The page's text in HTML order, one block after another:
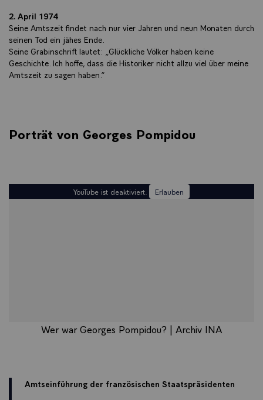
2. April 1974
Seine Amtszeit findet nach nur vier Jahren und neun Monaten durch
seinen Tod ein jähes Ende.
Seine Grabinschrift lautet: „Glückliche Völker haben keine
Geschichte. Ich hoffe, dass die Historiker nicht allzu viel über meine
Amtszeit zu sagen haben.“
Porträt von Georges Pompidou
YouTube ist deaktiviert. Erlauben
Wer war Georges Pompidou? | Archiv INA
Amtseinführung der französischen Staatspräsidenten